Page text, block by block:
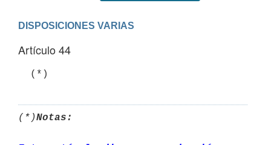
DISPOSICIONES VARIAS
Artículo 44
  (*)
(*)Notas: